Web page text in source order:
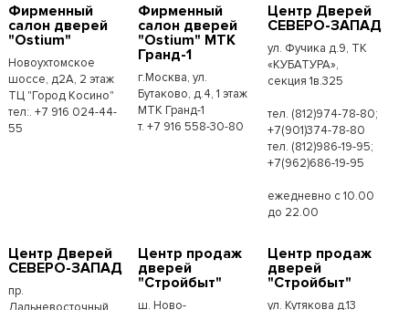
Фирменный
салон дверей
"Ostium"
Новоухтомское
шоссе, д2А, 2 этаж
ТЦ "Город Косино"
тел:. +7 916 024-44-
55
Фирменный
салон дверей
"Ostium" МТК
Гранд-1
г.Москва, ул.
Бутаково, д.4, 1 этаж
МТК Гранд-1
т. +7 916 558-30-80
Центр Дверей
СЕВЕРО-ЗАПАД
ул. Фучика д.9, ТК
«КУБАТУРА»,
секция 1в.325
тел. (812)974-78-80;
+7(901)374-78-80
тел. (812)986-19-95;
+7(962)686-19-95
ежедневно с 10.00
до 22.00
Центр Дверей
СЕВЕРО-ЗАПАД
пр.
Дальневосточный
Центр продаж
дверей
"Стройбыт"
ш. Ново-
Центр продаж
дверей
"Стройбыт"
ул. Кутякова д.13